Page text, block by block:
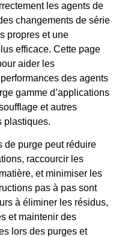
les agents de
changements de série
propres et une
efficace. Cette page
aider les
des agents
gamme d’applications
et autres
plastiques.
de purge peut réduire
raccourcir les
et minimiser les
pas à pas sont
à éliminer les résidus,
et maintenir des
lors des purges et